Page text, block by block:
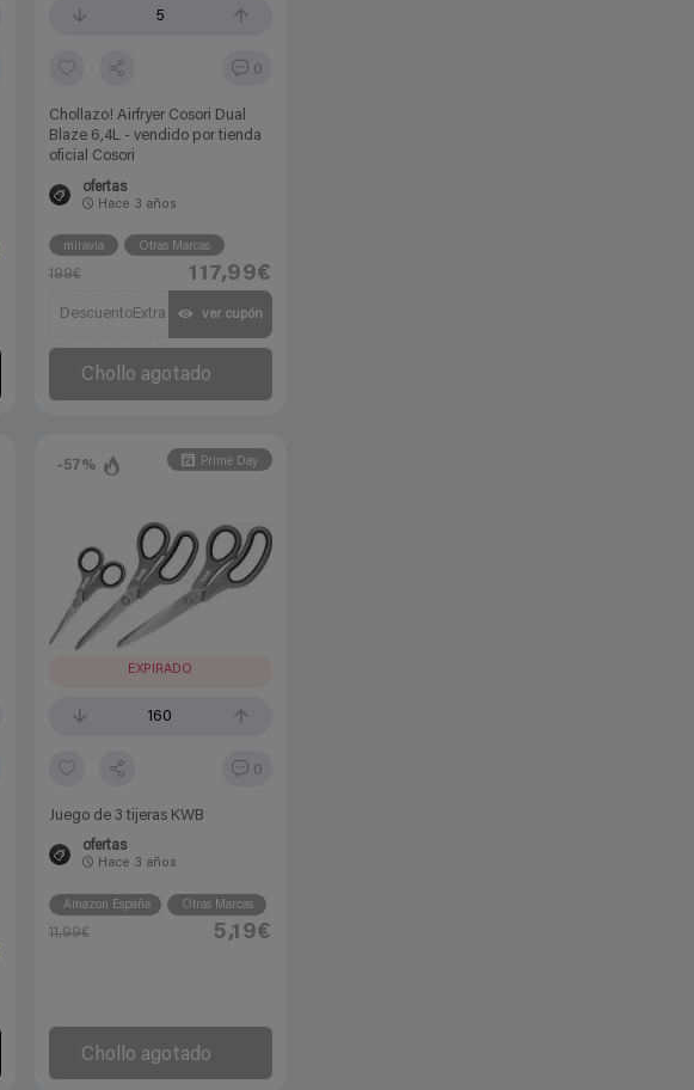
5
0
Chollazo! Airfryer Cosori Dual
Blaze 6,4L - vendido por tienda
oficial Cosori
ofertas
Hace 3 años
miravia Otras Marcas
199€ 117,99€
DescuentoExtra ver cupón
Chollo agotado
-57%
EXPIRADO
160
0
Prime Day
Juego de 3 tijeras KWB
ofertas
Hace 3 años
Amazon España Otras Marcas
11,99€ 5,19€
Chollo agotado